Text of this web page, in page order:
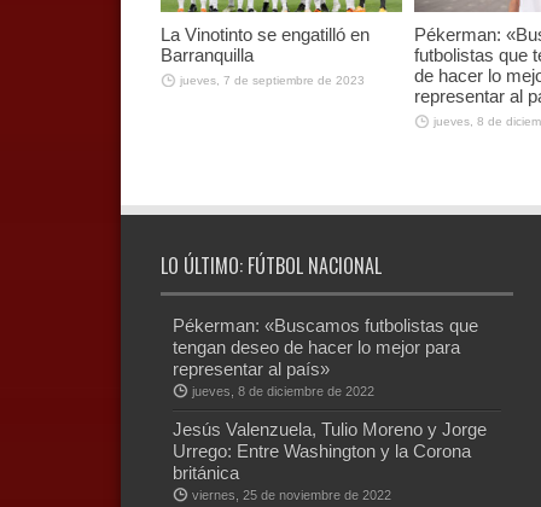
La Vinotinto se engatilló en
Barranquilla
jueves, 7 de septiembre de 2023
Pékerman:
futbolistas que
de hacer lo
representar al
jueves, 8 de
LO ÚLTIMO: FÚTBOL NACIONAL
Pékerman: «Buscamos futbolistas que
tengan deseo de hacer lo mejor para
representar al país»
jueves, 8 de diciembre de 2022
Jesús Valenzuela, Tulio Moreno y Jorge
Urrego: Entre Washington y la Corona
británica
viernes, 25 de noviembre de 2022